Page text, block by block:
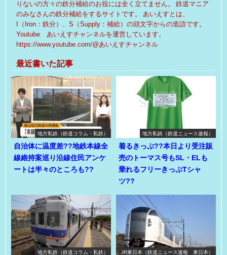
りないの方々の鉄分補給のお役には全く立てません。 鉄道マニア
のみなさんの鉄分補給をするサイトです。 あいえすとは、
I（Iron：鉄分）、S（Supply：補給）の頭文字からの造語です。
Youtube あいえすチャンネルを運営しています。
https://www.youtube.com/@あいえすチャンネル
最近書いた記事
地方私鉄（鉄道コラム・私鉄）
自治体に温度差??地鉄本線全
線維持案巡り沿線住民アンケ
ートは半々のところも??
地方私鉄（鉄道ニュース速報）
着るきっぷ??本日より受注販
売のトーマス号もSL・ELも
乗れるフリーきっぷTシャ
ツ??
地方私鉄（鉄道コラム・私鉄） JR東日本（鉄道ニュース速報 東日本）